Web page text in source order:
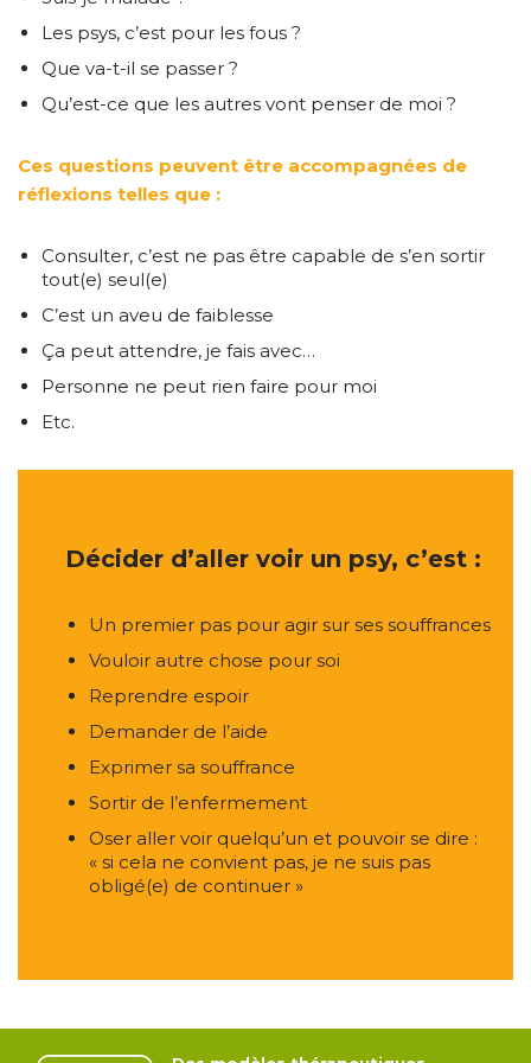
Les psys, c’est pour les fous ?
Que va-t-il se passer ?
Qu’est-ce que les autres vont penser de moi ?
Ces questions peuvent être accompagnées de
réflexions telles que :
Consulter, c’est ne pas être capable de s’en sortir
tout(e) seul(e)
C’est un aveu de faiblesse
Ça peut attendre, je fais avec…
Personne ne peut rien faire pour moi
Etc.
Décider d’aller voir un psy, c’est :
Un premier pas pour agir sur ses souffrances
Vouloir autre chose pour soi
Reprendre espoir
Demander de l’aide
Exprimer sa souffrance
Sortir de l’enfermement
Oser aller voir quelqu’un et pouvoir se dire :
« si cela ne convient pas, je ne suis pas
obligé(e) de continuer »